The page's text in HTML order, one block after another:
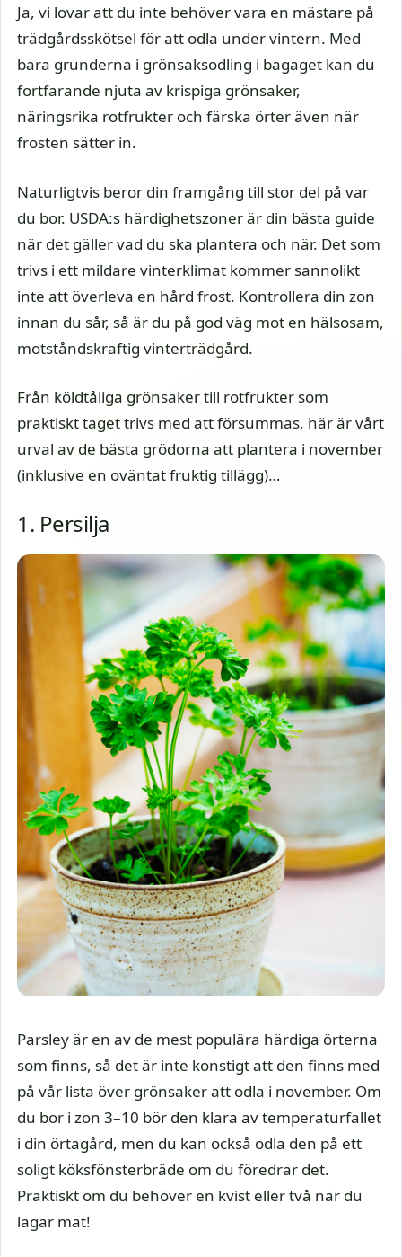
Ja, vi lovar att du inte behöver vara en mästare på
trädgårdsskötsel för att odla under vintern. Med
bara grunderna i grönsaksodling i bagaget kan du
fortfarande njuta av krispiga grönsaker,
näringsrika rotfrukter och färska örter även när
frosten sätter in.
Naturligtvis beror din framgång till stor del på var
du bor. USDA:s härdighetszoner är din bästa guide
när det gäller vad du ska plantera och när. Det som
trivs i ett mildare vinterklimat kommer sannolikt
inte att överleva en hård frost. Kontrollera din zon
innan du sår, så är du på god väg mot en hälsosam,
motståndskraftig vinterträdgård.
Från köldtåliga grönsaker till rotfrukter som
praktiskt taget trivs med att försummas, här är vårt
urval av de bästa grödorna att plantera i november
(inklusive en oväntat fruktig tillägg)…
1. Persilja
Parsley är en av de mest populära härdiga örterna
som finns, så det är inte konstigt att den finns med
på vår lista över grönsaker att odla i november. Om
du bor i zon 3–10 bör den klara av temperaturfallet
i din örtagård, men du kan också odla den på ett
soligt köksfönsterbräde om du föredrar det.
Praktiskt om du behöver en kvist eller två när du
lagar mat!